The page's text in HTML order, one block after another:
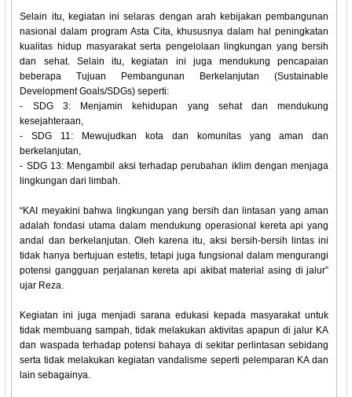
Selain itu, kegiatan ini selaras dengan arah kebijakan pembangunan
nasional dalam program Asta Cita, khususnya dalam hal peningkatan
kualitas hidup masyarakat serta pengelolaan lingkungan yang bersih
dan sehat. Selain itu, kegiatan ini juga mendukung pencapaian
beberapa Tujuan Pembangunan Berkelanjutan (Sustainable
Development Goals/SDGs) seperti:
- SDG 3: Menjamin kehidupan yang sehat dan mendukung
kesejahteraan,
- SDG 11: Mewujudkan kota dan komunitas yang aman dan
berkelanjutan,
- SDG 13: Mengambil aksi terhadap perubahan iklim dengan menjaga
lingkungan dari limbah.
“KAI meyakini bahwa lingkungan yang bersih dan lintasan yang aman
adalah fondasi utama dalam mendukung operasional kereta api yang
andal dan berkelanjutan. Oleh karena itu, aksi bersih-bersih lintas ini
tidak hanya bertujuan estetis, tetapi juga fungsional dalam mengurangi
potensi gangguan perjalanan kereta api akibat material asing di jalur”
ujar Reza.
Kegiatan ini juga menjadi sarana edukasi kepada masyarakat untuk
tidak membuang sampah, tidak melakukan aktivitas apapun di jalur KA
dan waspada terhadap potensi bahaya di sekitar perlintasan sebidang
serta tidak melakukan kegiatan vandalisme seperti pelemparan KA dan
lain sebagainya.